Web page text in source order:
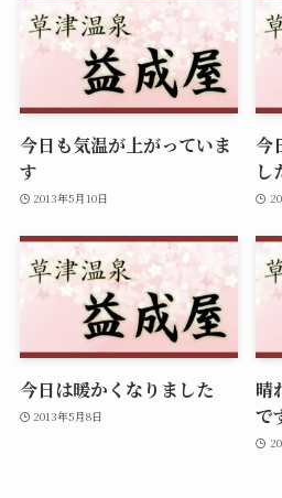
今日も気温が上がっていま
す
2013年5月10日
今
し
今日は暖かくなりました
2013年5月8日
晴
で